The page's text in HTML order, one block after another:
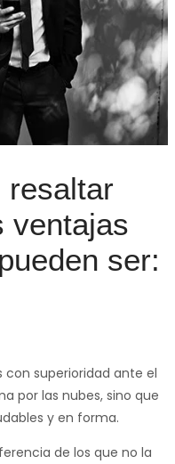
resaltar
ventajas
ser:
con superioridad ante el
por las nubes, sino que
y en forma.
de los que no la